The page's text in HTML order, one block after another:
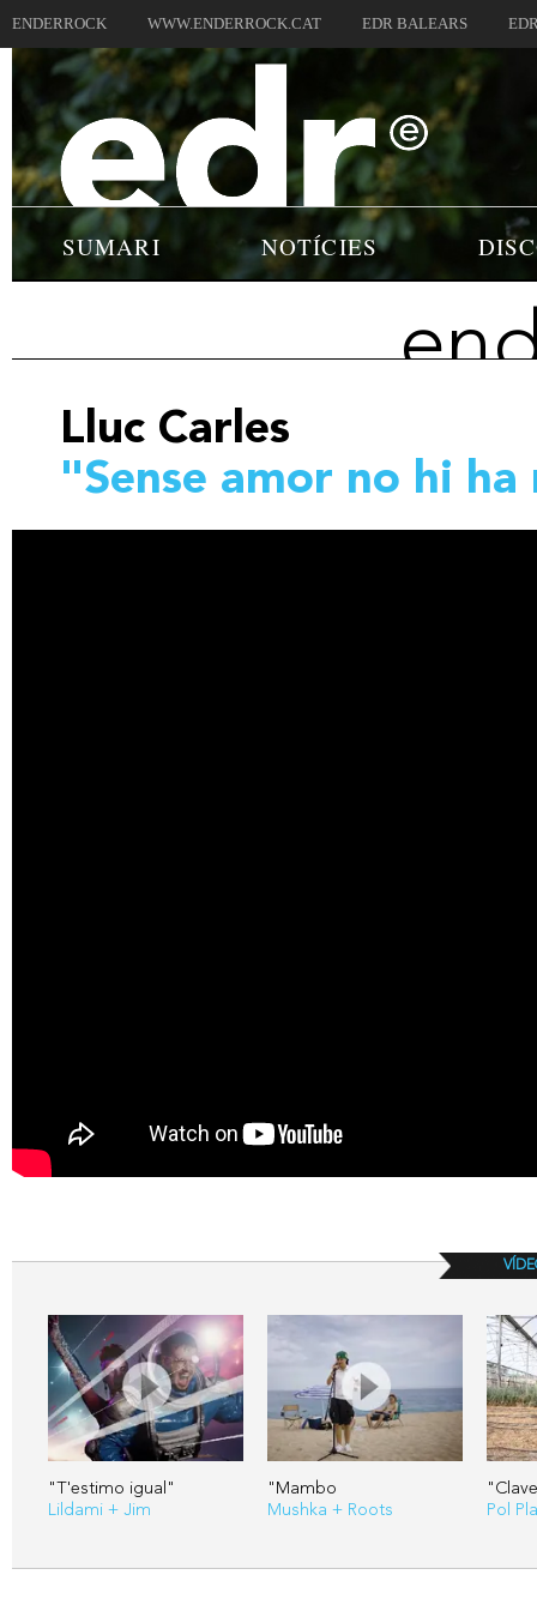
ENDERROCK WWW.ENDERROCK.CAT EDR BALEARS
SUMARI NOTÍCIES
Lluc Carles
"Sense amor no hi ha
"T'estimo igual"
Lildami + Jim
"Mambo
Mushka + Roots
Pol Pla